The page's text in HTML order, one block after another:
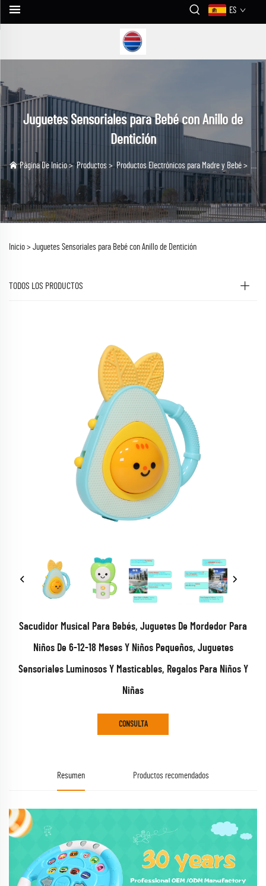
ES
Juguetes Sensoriales para Bebé con Anillo de
Dentición
Página De Inicio>Productos >Productos Electrónicos para Madre y Bebé >
Inicio > Juguetes Sensoriales para Bebé con Anillo de Dentición
TODOS LOS PRODUCTOS
Sacudidor Musical Para Bebés, Juguetes De Mordedor Para
Niños De 6-12-18 Meses Y Niños Pequeños, Juguetes
Sensoriales Luminosos Y Masticables, Regalos Para Niños Y
Niñas
CONSULTA
Resumen Productos recomendados